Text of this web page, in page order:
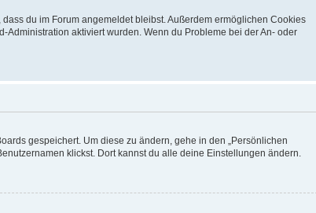
du im Forum angemeldet bleibst. Außerdem ermöglichen Cookies
Administration aktiviert wurden. Wenn du Probleme bei der An- oder
gespeichert. Um diese zu ändern, gehe in den „Persönlichen
klickst. Dort kannst du alle deine Einstellungen ändern.